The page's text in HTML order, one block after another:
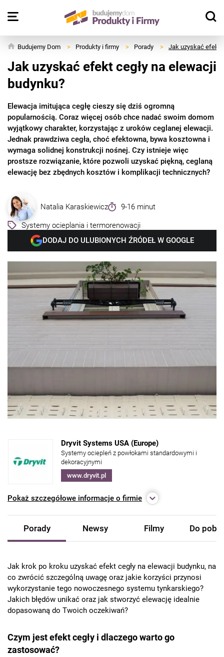
Budujemy Dom > Produkty i firmy > Porady > Jak uzyskać efekt
Jak uzyskać efekt cegły na elewacji
budynku?
Elewacja imitująca cegłę cieszy się dziś ogromną
popularnością. Coraz więcej osób chce nadać swoim domom
wyjątkowy charakter, korzystając z uroków ceglanej elewacji.
Jednak prawdziwa cegła, choć efektowna, bywa kosztowna i
wymaga solidnej konstrukcji nośnej. Czy istnieje więc
prostsze rozwiązanie, które pozwoli uzyskać piękną, ceglaną
elewację bez zbędnych kosztów i komplikacji technicznych?
Natalia Karaskiewicz 9-16 minut
Systemy ocieplania i termorenowacji
DODAJ DO ULUBIONYCH ŹRÓDEŁ W GOOGLE
Dryvit Systems USA (Europe)
Systemy ociepleń z powłokami standardowymi i
dekoracyjnymi
www.dryvit.pl
Pokaż szczegółowe informacje o firmie
Porady Newsy Filmy Do
Jak krok po kroku uzyskać efekt cegły na elewacji budynku, na
co zwrócić szczególną uwagę oraz jakie korzyści przynosi
wykorzystanie tego nowoczesnego systemu tynkarskiego?
Jakich błędów unikać oraz jak stworzyć elewację idealnie
dopasowaną do Twoich oczekiwań?
Czym jest efekt cegły i dlaczego warto go
zastosować?